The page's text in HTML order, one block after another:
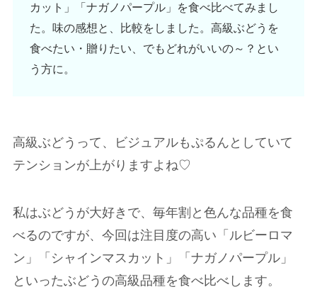
カット」「ナガノパープル」を食べ比べてみまし
た。味の感想と、比較をしました。高級ぶどうを
食べたい・贈りたい、でもどれがいいの～？とい
う方に。
高級ぶどうって、ビジュアルもぷるんとしていて
テンションが上がりますよね♡
私はぶどうが大好きで、毎年割と色んな品種を食
べるのですが、今回は注目度の高い「ルビーロマ
ン」「シャインマスカット」「ナガノパープル」
といったぶどうの高級品種を食べ比べします。